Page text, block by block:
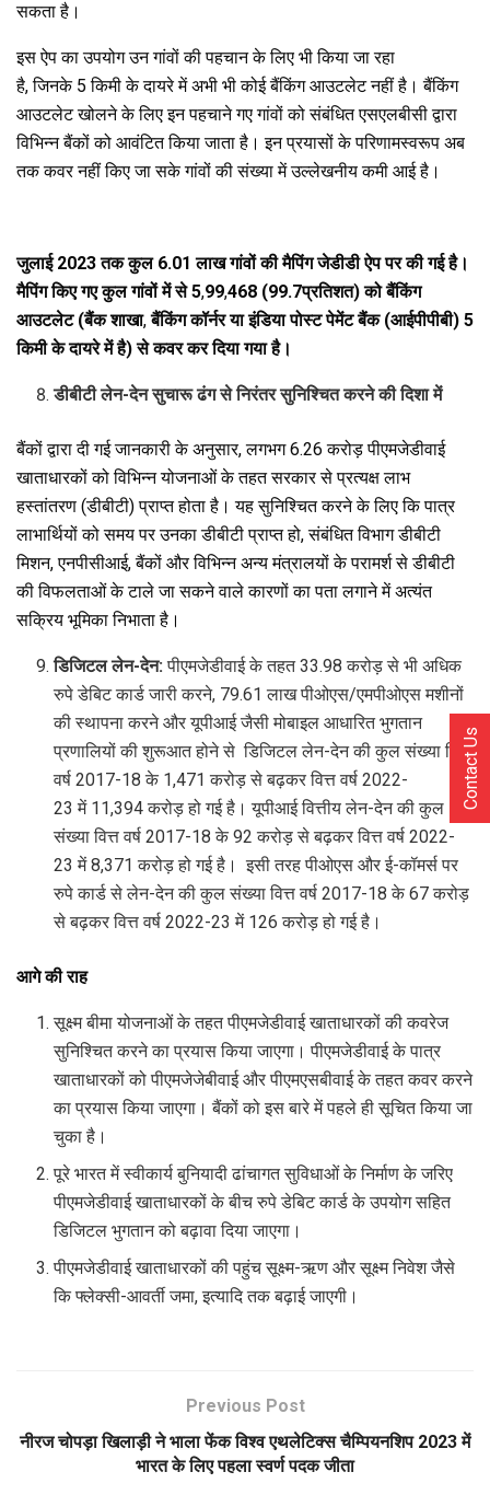
सकता है।
इस ऐप का उपयोग उन गांवों की पहचान के लिए भी किया जा रहा
है, जिनके 5 किमी के दायरे में अभी भी कोई बैंकिंग आउटलेट नहीं है। बैंकिंग
आउटलेट खोलने के लिए इन पहचाने गए गांवों को संबंधित एसएलबीसी द्वारा
विभिन्न बैंकों को आवंटित किया जाता है। इन प्रयासों के परिणामस्वरूप अब
तक कवर नहीं किए जा सके गांवों की संख्या में उल्लेखनीय कमी आई है।
जुलाई2023 तक कुल 6.01 लाख गांवों की मैपिंग जेडीडी ऐप पर की गई है।
मैपिंग किए गए कुल गांवों में से 5,99,468 (99.7प्रतिशत) को बैंकिंग
आउटलेट (बैंक शाखा,बैंकिंग कॉर्नर या इंडिया पोस्ट पेमेंट बैंक (आईपीपीबी) 5
किमी के दायरे में है) से कवर कर दिया गया है।
डीबीटी लेन-देन सुचारू ढंग से निरंतर सुनिश्चित करने की दिशा में
बैंकों द्वारा दी गई जानकारी के अनुसार, लगभग 6.26 करोड़ पीएमजेडीवाई
खाताधारकों को विभिन्न योजनाओं के तहत सरकार से प्रत्यक्ष लाभ
हस्तांतरण (डीबीटी) प्राप्‍त होता है। यह सुनिश्चित करने के लिए कि पात्र
लाभार्थियों को समय पर उनका डीबीटी प्राप्त हो, संबंधित विभाग डीबीटी
मिशन, एनपीसीआई, बैंकों और विभिन्न अन्य मंत्रालयों के परामर्श से डीबीटी
की विफलताओं के टाले जा सकने वाले कारणों का पता लगाने में अत्‍यंत
सक्रिय भूमिका निभाता है।
डिजिटल लेन-देन: पीएमजेडीवाई के तहत 33.98 करोड़ से भी अधिक
रुपे डेबिट कार्ड जारी करने, 79.61 लाख पीओएस/एमपीओएस मशीनों
की स्थापना करने और यूपीआई जैसी मोबाइल आधारित भुगतान
प्रणालियों की शुरूआत होने से डिजिटल लेन-देन की कुल संख्या वित्त
वर्ष 2017-18 के 1,471 करोड़ से बढ़कर वित्त वर्ष 2022-
23 में 11,394 करोड़ हो गई है। यूपीआई वित्तीय लेन-देन की कुल
संख्या वित्त वर्ष 2017-18 के 92 करोड़ से बढ़कर वित्त वर्ष 2022-
23 में 8,371 करोड़ हो गई है। इसी तरह पीओएस और ई-कॉमर्स पर
रुपे कार्ड से लेन-देन की कुल संख्या वित्त वर्ष 2017-18 के 67 करोड़
से बढ़कर वित्त वर्ष 2022-23 में 126 करोड़ हो गई है।
आगे की राह
सूक्ष्म बीमा योजनाओं के तहत पीएमजेडीवाई खाताधारकों की कवरेज
सुनिश्चित करने का प्रयास किया जाएगा। पीएमजेडीवाई के पात्र
खाताधारकों को पीएमजेजेबीवाई और पीएमएसबीवाई के तहत कवर करने
का प्रयास किया जाएगा। बैंकों को इस बारे में पहले ही सूचित किया जा
चुका है।
पूरे भारत में स्वीकार्य बुनियादी ढांचागत सुविधाओं के निर्माण के जरिए
पीएमजेडीवाई खाताधारकों के बीच रुपे डेबिट कार्ड के उपयोग सहित
डिजिटल भुगतान को बढ़ावा दिया जाएगा।
पीएमजेडीवाई खाताधारकों की पहुंच सूक्ष्म-ऋण और सूक्ष्म निवेश जैसे
कि फ्लेक्सी-आवर्ती जमा, इत्‍यादि तक बढ़ाई जाएगी।
Previous Post
नीरज चोपड़ा खिलाड़ी ने भाला फेंक विश्व एथलेटिक्स चैम्पियनशिप 2023 में
भारत के लिए पहला स्वर्ण पदक जीता
Contact Us